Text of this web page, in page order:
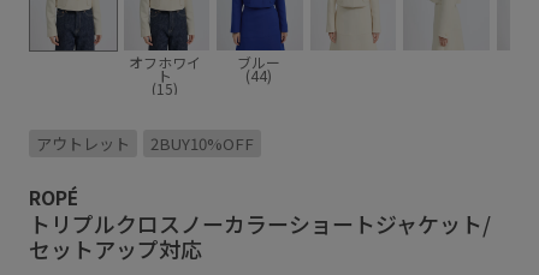
オフホワイ
ト
(15)
ブルー
(44)
アウトレット 2BUY10%OFF
ROPÉ
トリプルクロスノーカラーショートジャケット/
セットアップ対応